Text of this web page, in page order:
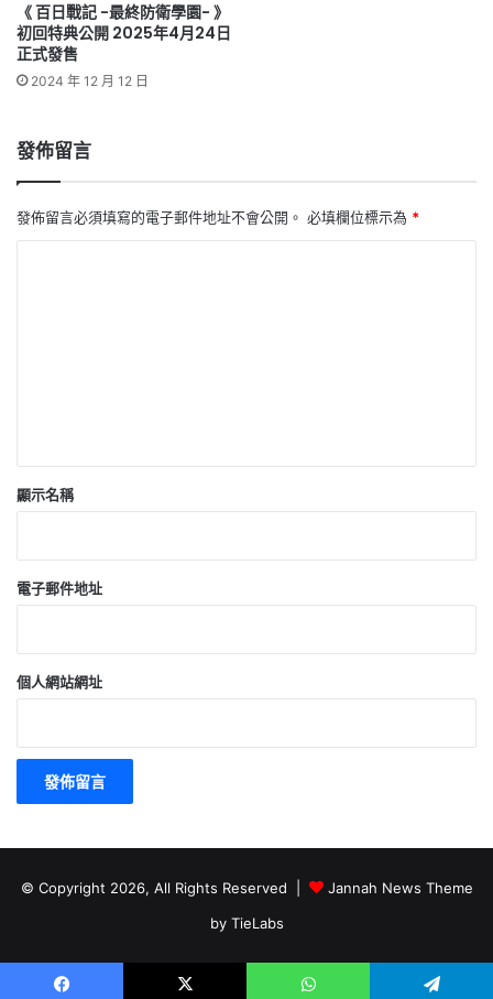
《 百日戰記 -最終防衛學園- 》
初回特典公開 2025年4月24日
正式發售
2024 年 12 月 12 日
發佈留言
發佈留言必須填寫的電子郵件地址不會公開。 必填欄位標示為 *
顯示名稱
電子郵件地址
個人網站網址
© Copyright 2026, All Rights Reserved |
Jannah News Theme
by TieLabs